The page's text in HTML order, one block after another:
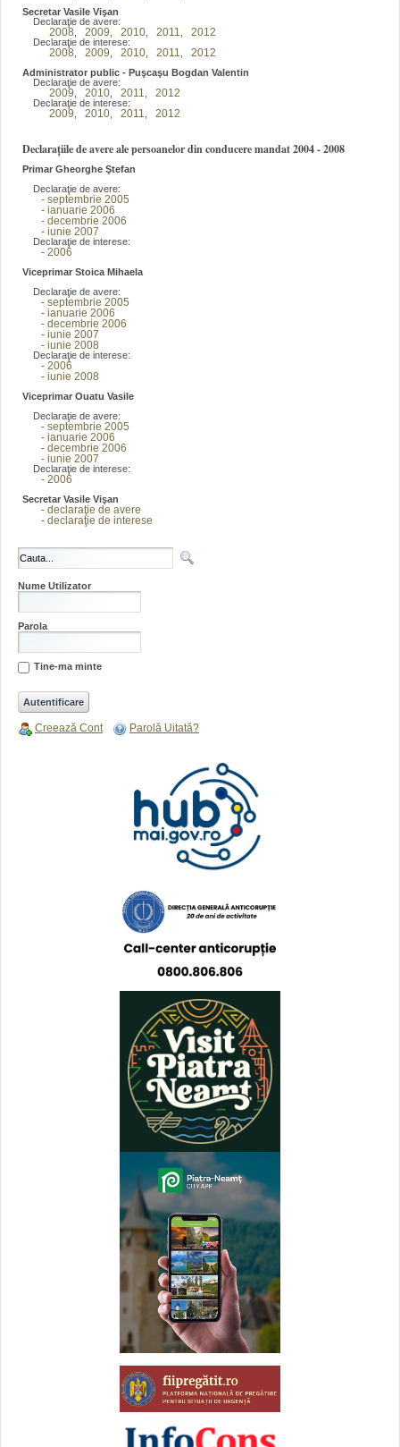
Secretar Vasile Vişan
Declaraţie de avere:
2008 2009 2010 2011 2012
Declaraţie de interese:
2008 2009 2010 2011 2012
Administrator public - Puşcaşu Bogdan Valentin
Declaraţie de avere:
2009 2010 2011 2012
Declaraţie de interese:
2009 2010 2011 2012
Declarațiile de avere ale persoanelor din conducere mandat 2004 - 2008
Primar Gheorghe Ştefan
Declaraţie de avere:
- septembrie 2005
- ianuarie 2006
- decembrie 2006
- iunie 2007
Declaraţie de interese:
- 2006
Viceprimar Stoica Mihaela
Declaraţie de avere:
- septembrie 2005
- ianuarie 2006
- decembrie 2006
- iunie 2007
- iunie 2008
Declaraţie de interese:
- 2006
- iunie 2008
Viceprimar Ouatu Vasile
Declaraţie de avere:
- septembrie 2005
- ianuarie 2006
- decembrie 2006
- iunie 2007
Declaraţie de interese:
- 2006
Secretar Vasile Vişan
- declaraţie de avere
- declaraţie de interese
Nume Utilizator
Parola
Tine-ma minte
Creează Cont Parolă Uitată?